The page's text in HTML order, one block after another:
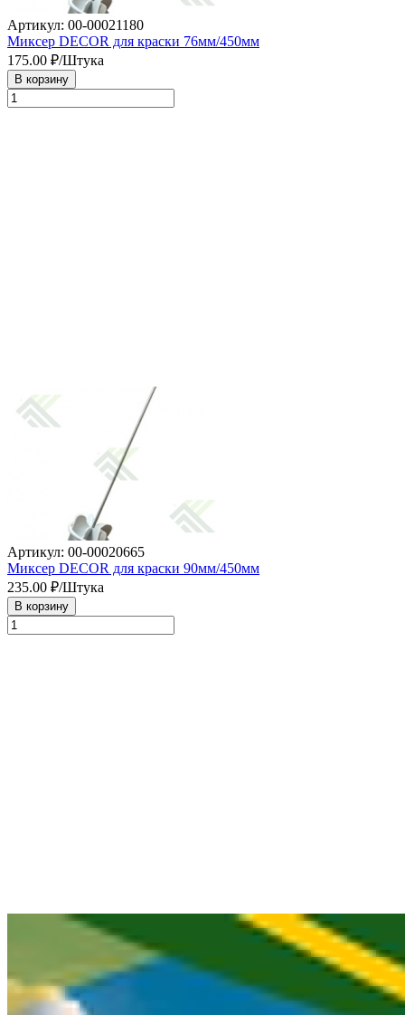
Артикул: 00-00021180
Миксер DECOR для краски 76мм/450мм
175.00 ₽/Штука
В корзину
Артикул: 00-00020665
Миксер DECOR для краски 90мм/450мм
235.00 ₽/Штука
В корзину